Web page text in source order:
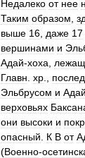
Недалеко от нее
Таким образом
выше 16 даже 17
вершинами и
Адай-хоха
Главн хр
Эльбрусом и Адай
верховьях
они высоки и
опасный
К В от
(Военно-